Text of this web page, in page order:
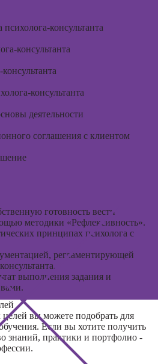
консультанта
консультанта
консультанта
деятельности
соглашения с клиентом
готовность вести
методики «Рефлексивность».
принципах психолога с
регламентирующей
выполнения задания и
вы можете подобрать для
Если вы хотите получить
знаний, практики и портфолио -